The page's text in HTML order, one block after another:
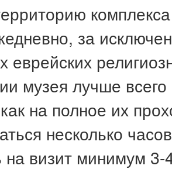
за
еврейских
музея лучше
на полное их
несколько
на визит минимум 3-